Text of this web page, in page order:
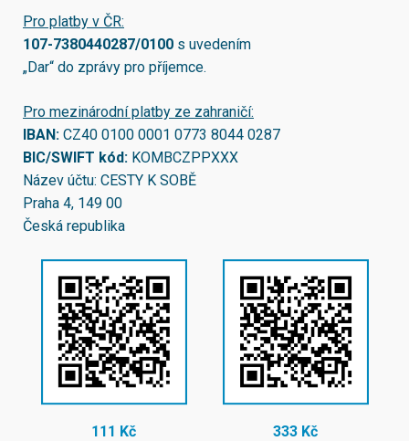
Pro platby v ČR:
107-7380440287/0100 s uvedením
„Dar“ do zprávy pro příjemce.
Pro mezinárodní platby ze zahraničí:
IBAN: CZ40 0100 0001 0773 8044 0287
BIC/SWIFT kód: KOMBCZPPXXX
Název účtu: CESTY K SOBĚ
Praha 4, 149 00
Česká republika
111 Kč 333 Kč